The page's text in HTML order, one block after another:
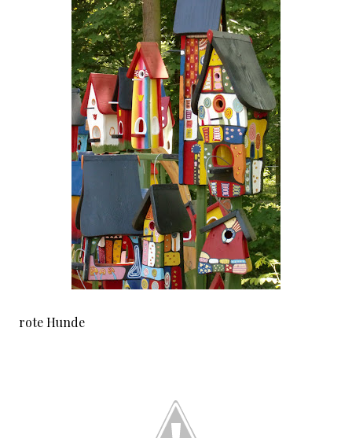
rote Hunde